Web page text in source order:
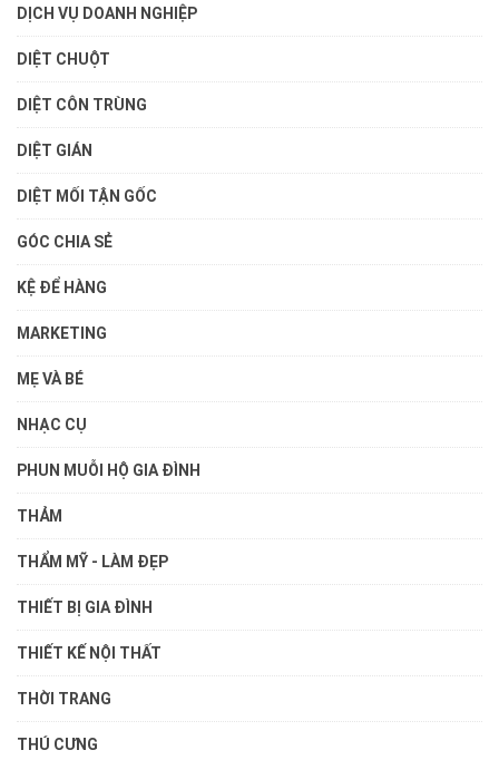
DỊCH VỤ DOANH NGHIỆP
DIỆT CHUỘT
DIỆT CÔN TRÙNG
DIỆT GIÁN
DIỆT MỐI TẬN GỐC
GÓC CHIA SẺ
KỆ ĐỂ HÀNG
MARKETING
MẸ VÀ BÉ
NHẠC CỤ
PHUN MUỖI HỘ GIA ĐÌNH
THẢM
THẨM MỸ - LÀM ĐẸP
THIẾT BỊ GIA ĐÌNH
THIẾT KẾ NỘI THẤT
THỜI TRANG
THÚ CƯNG